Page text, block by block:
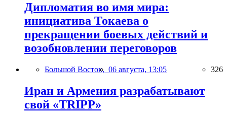
Дипломатия во имя мира:
инициатива Токаева о
прекращении боевых действий и
возобновлении переговоров
Большой Восток, 06 августа, 13:05 326
Иран и Армения разрабатывают
свой «TRIPP»